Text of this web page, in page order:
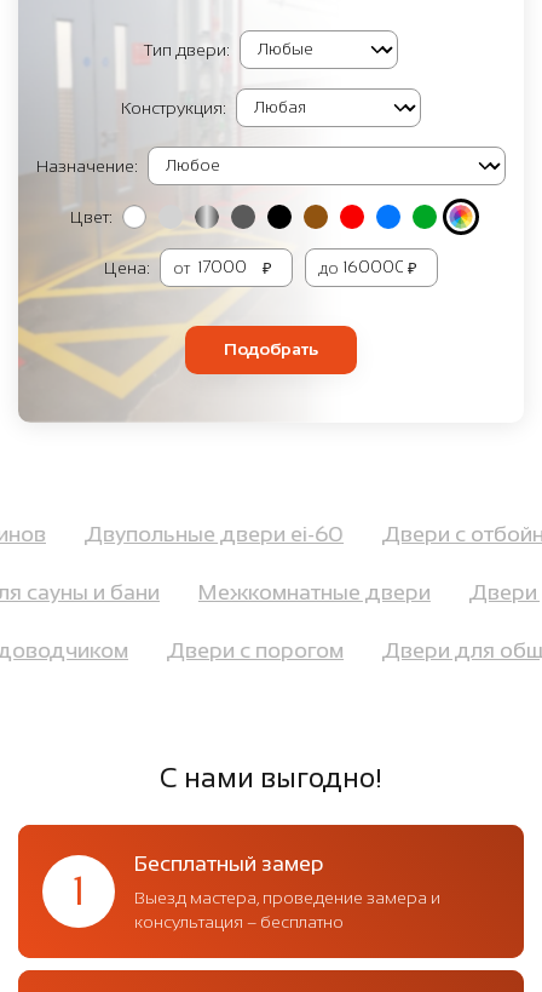
Тип двери:
Конструкция:
Назначение:
Цвет:
Цена: от ₽ до ₽
Подобрать
Двупольные двери ei-60 Двери с
сауны и бани Межкомнатные двери Двери
доводчиком Двери с порогом Двери для
С нами выгодно!
1
Бесплатный замер
Выезд мастера, проведение замера и
консультация – бесплатно